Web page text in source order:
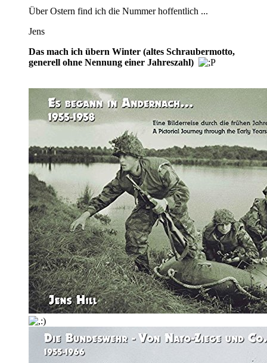
Über Ostern find ich die Nummer hoffentlich ...
Jens
Das mach ich übern Winter (altes Schraubermotto,
generell ohne Nennung einer Jahreszahl)